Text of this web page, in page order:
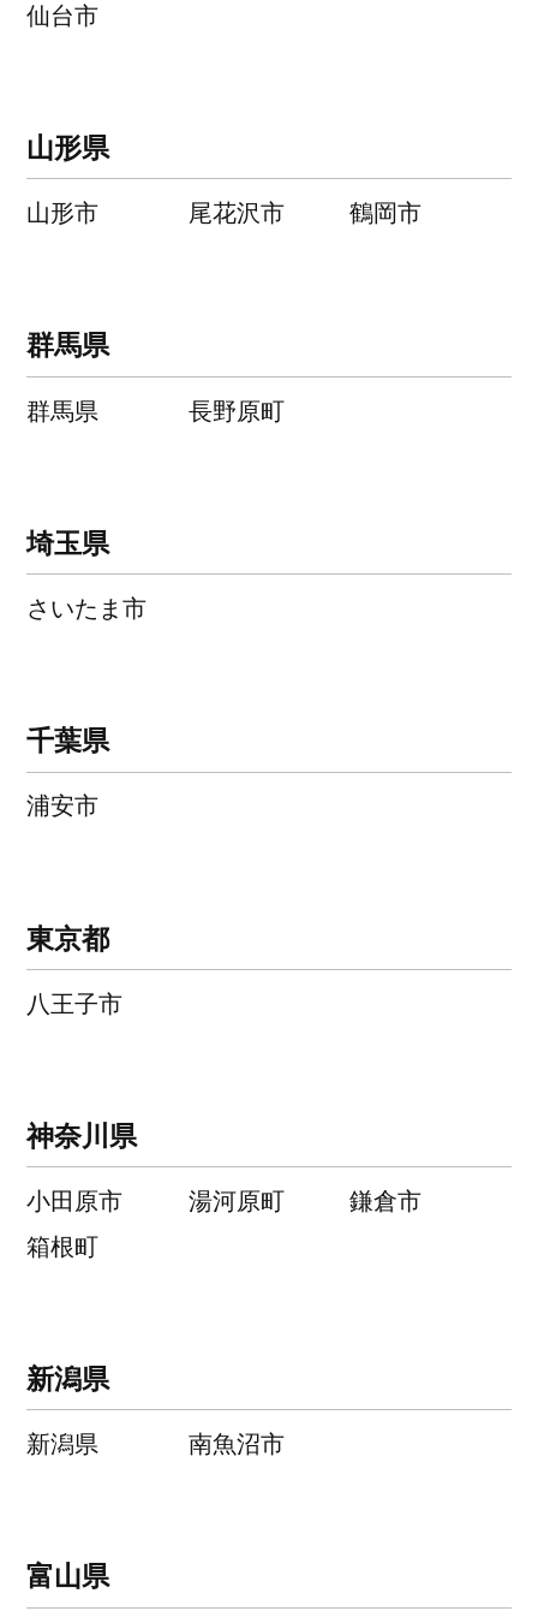
仙台市
山形県
山形市 尾花沢市 鶴岡市
群馬県
群馬県 長野原町
埼玉県
さいたま市
千葉県
浦安市
東京都
八王子市
神奈川県
小田原市 湯河原町
鎌倉市
箱根町
新潟県
新潟県 南魚沼市
富山県